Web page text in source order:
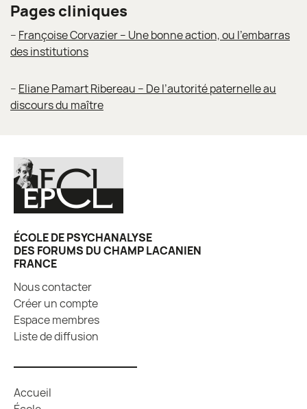
Pages cliniques
– Françoise Corvazier – Une bonne action, ou l’embarras
des institutions
– Eliane Pamart Ribereau – De l’autorité paternelle au
discours du maître
ÉCOLE DE PSYCHANALYSE
DES FORUMS DU CHAMP LACANIEN
FRANCE
Nous contacter
Créer un compte
Espace membres
Liste de diffusion
Accueil